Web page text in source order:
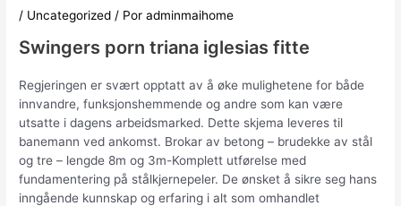
/ Uncategorized / Poradminmaihome
Swingers porn triana iglesias fitte
Regjeringen er svært opptatt av å øke mulighetene for både
innvandre, funksjonshemmende og andre som kan være
utsatte i dagens arbeidsmarked. Dette skjema leveres til
banemann ved ankomst. Brokar av betong – brudekke av stål
og tre – lengde 8m og 3m-Komplett utførelse med
fundamentering på stålkjernepeler. De ønsket å sikre seg hans
inngående kunnskap og erfaring i alt som omhandlet